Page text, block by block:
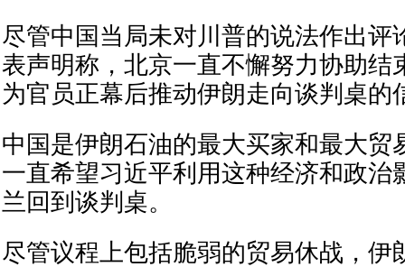
尽管中国当局未对川普的说法作出评
表声明称，北京一直不懈努力协助
为官员正幕后推动伊朗走向谈判桌的
中国是伊朗石油的最大买家和最大贸
一直希望习近平利用这种经济和政治
兰回到谈判桌。
尽管议程上包括脆弱的贸易休战，伊